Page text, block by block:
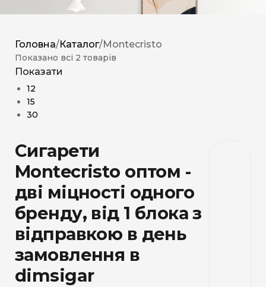
Головна/Каталог/Montecristo
Показано всі 2 товарів
Показати
12
15
30
Сигарети
Montecristo оптом -
дві міцності одного
бренду, від 1 блока з
відправкою в день
замовлення в
dimsigar